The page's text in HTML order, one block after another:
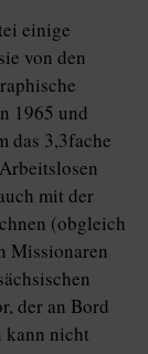
einige
von den
1965 und
das 3,3fache
mit der
(obgleich
Missionaren
der an Bord
kann nicht